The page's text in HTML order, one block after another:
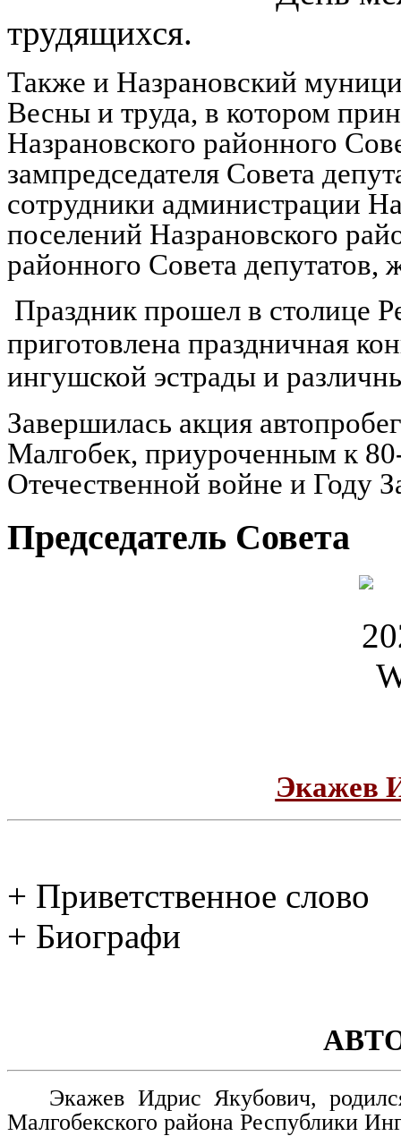
трудящихся.
Также и Назрановский
Весны и труда, в котором
Назрановского районного
зампредседателя Совета
сотрудники администрации
поселений Назрановского
районного Совета депутатов,
Праздник прошел в столице
приготовлена праздничная
ингушской эстрады и
Завершилась акция
Малгобек, приуроченным к
Отечественной войне и Году
Председатель Совета
Экажев
+ Приветственное слово
+ Биографи
Экажев Идрис Якубович,
Малгобекского района Республики